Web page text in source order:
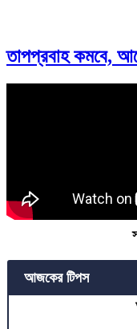
তাপপ্রবাহ কমবে,
আজকের টিপস